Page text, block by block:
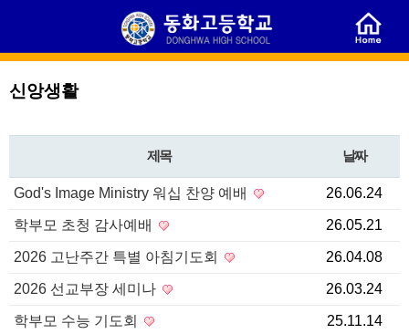
신앙생활
제목 날짜
God's Image Ministry 워십 찬양 예배 26.06.24
학부모 초청 감사예배 26.05.21
2026 고난주간 특별 아침기도회 26.04.08
2026 선교부장 세미나 26.03.24
학부모 수능 기도회 25.11.14